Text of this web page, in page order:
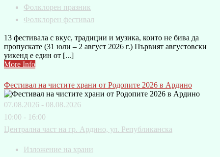
Фолклорен празник
Фолклорен фестивал
13 фестивала с вкус, традиции и музика, които не бива да
пропускате (31 юли – 2 август 2026 г.) Първият августовски
уикенд е един от [...]
More Info
Фестивал на чистите храни от Родопите 2026 в Ардино
07.08.2026 - 08.08.2026
10:00 - 16:00
Централна част на гр. Ардино, ул. Републиканска
Изложение на храни